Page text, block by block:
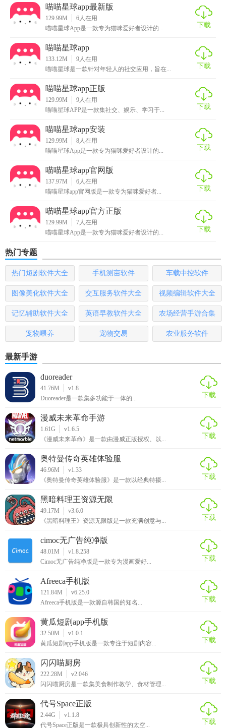
4. 在线商城：精选宠物用品、食品及玩具，一键购买，方便
5. 趣味挑战：参与每日任务挑战，赢取积分兑换礼品，增加
应用趣味性。
【喵喵星球app免费版内容】
1. 社区动态：展示用户发布的宠物照片、视频及文字分享。
2. 资讯中心：涵盖宠物饮食、行为训练、疾病预防等多方面
文章。
3. 健康管理工具：提供体重记录、成长对比图等功能。
4. 商城商品：包含猫粮、狗粮、宠物服饰、玩具等商品分
5. 活动专区：组织线上线下的宠物活动，如领养日、宠物才
艺展示等。
【喵喵星球app免费版优势】
1. 内容丰富全面：无论是宠物养护知识还是娱乐互动，都能
满足用户需求。
2. 社区氛围友好：鼓励正面交流，减少网络暴力，构建和谐
的养宠环境。
3. 操作简便：界面清晰，功能布局合理，易于上手操作。
4. 安全性高：严格保护用户隐私，确保交易安全。
【喵喵星球app免费版点评】
的养宠知识，成为了众多宠物主人的首选应用。它不仅让养
宠生活更加便捷有趣，还促进了宠物主人之间的交流与互
助，是养宠人士不可多得的好帮手。
喵喵星球app最新版
129.99M 6人在用
喵喵星球App是一款专为猫咪爱好者设计的...
下载
喵喵星球app
133.12M 9人在用
喵喵星球是一款针对年轻人的社交应用，旨在...
下载
喵喵星球app正版
129.99M 9人在用
喵喵星球APP是一款集社交、娱乐、学习于...
下载
喵喵星球app安装
129.99M 8人在用
喵喵星球App是一款专为猫咪爱好者设计的...
下载
喵喵星球app官网版
137.97M 6人在用
喵喵星球app官网版是一款专为猫咪爱好者...
下载
喵喵星球app官方正版
129.99M 7人在用
喵喵星球App是一款专为猫咪爱好者设计的...
下载
热门专题
热门短剧软件大全 手机测亩软件 车载中控软件
图像美化软件大全 交互服务软件大全 视频编辑软件大全
记忆辅助软件大全 英语早教软件大全 农场经营手游合集
宠物喂养 宠物交易 农业服务软件
最新手游
duoreader
41.76M
v1.8
Duoreader是一款集多功能于一体的...
下载
漫威未来革命手游
1.61G
v1.6.5
《漫威未来革命》是一款由漫威正版授权、以...
下载
奥特曼传奇英雄体验服
46.96M
v1.33
《奥特曼传奇英雄体验服》是一款以经典特摄...
下载
黑暗料理王资源无限
49.17M
v3.6.0
《黑暗料理王》资源无限版是一款充满创意与...
下载
cimoc无广告纯净版
48.01M
v1.8.258
Cimoc无广告纯净版是一款专为漫画爱好...
下载
Afreeca手机版
121.84M
v6.25.0
Afreeca手机版是一款源自韩国的知名...
下载
黄瓜短剧app手机版
32.50M
v1.0.1
黄瓜短剧app手机版是一款专注于短剧内容...
下载
闪闪喵厨房
222.28M
v2.046
闪闪喵厨房是一款集美食制作教学、食材管理...
下载
代号Space正版
2.44G
v1.1.8
代号Space正版是一款极具创新性的太空...
下载